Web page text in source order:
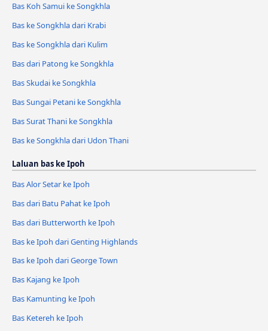
Bas Koh Samui ke Songkhla
Bas ke Songkhla dari Krabi
Bas ke Songkhla dari Kulim
Bas dari Patong ke Songkhla
Bas Skudai ke Songkhla
Bas Sungai Petani ke Songkhla
Bas Surat Thani ke Songkhla
Bas ke Songkhla dari Udon Thani
Laluan bas ke Ipoh
Bas Alor Setar ke Ipoh
Bas dari Batu Pahat ke Ipoh
Bas dari Butterworth ke Ipoh
Bas ke Ipoh dari Genting Highlands
Bas ke Ipoh dari George Town
Bas Kajang ke Ipoh
Bas Kamunting ke Ipoh
Bas Ketereh ke Ipoh